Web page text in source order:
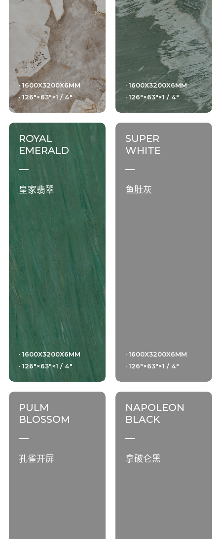
钻粉干粒+数码微雕
肌纹釉+数码微雕
数码通体胚（真通体）82度白胚（可透光）
干粒抛数码通体
细腻面+色胚
NANOTECH POLISHED/SHINY + color body
· 1600X3200X6MM
· 126"×63"×1 / 4"
· 1600X3200X6MM
· 126"×63"×1 / 4"
ROYAL
EMERALD
皇家翡翠
· 1600X3200X6MM
· 126"×63"×1 / 4"
SUPER
WHITE
鱼肚灰
· 1600X3200X6MM
· 126"×63"×1 / 4"
PULM
BLOSSOM
孔雀开屏
NAPOLEON
BLACK
拿破仑黑